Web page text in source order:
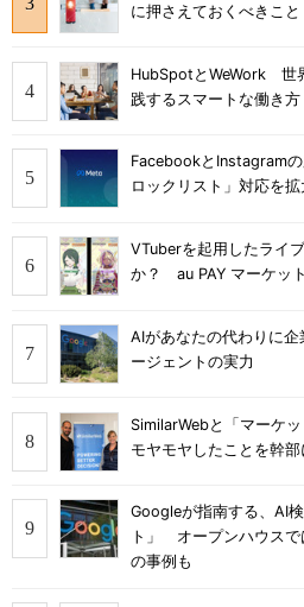
に押さえておくべきこと
HubSpotとWeWork 世
践するスマートな働き方
FacebookとInstagram
ロックリスト」対応を拡
VTuberを起用したライ
か？ au PAY マーケッ
AIがあなたの代わりに
ージェントの実力
SimilarWebと「マーケ
モヤモヤしたことを幹部
Googleが指南する、AI
ト」 オープンハウスで
の事例も